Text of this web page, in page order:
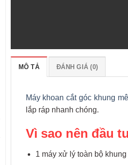
MÔ TẢ ĐÁNH GIÁ (0)
Máy khoan cắt góc khung
lắp ráp nhanh chóng.
Vì sao nên đầu
1 máy xử lý toàn bộ